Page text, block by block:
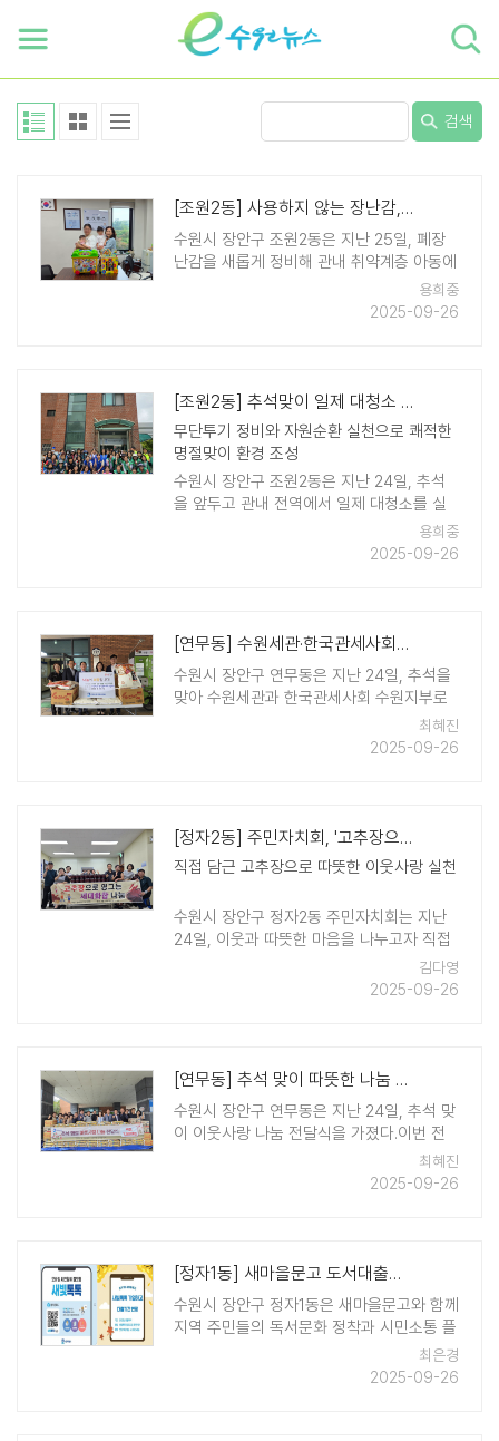
검색
[조원2동] 사용하지 않는 장난감, 새 생명 불어넣어 취약계층 아동에게 전달
수원시 장안구 조원2동은 지난 25일, 폐장
난감을 새롭게 정비해 관내 취약계층 아동에
게 전달하는 리사이클링 장난감 전달식을 진
행했다. 이번 전달식은 리사이클링 장난감을
용희중
2025-09-26
[조원2동] 추석맞이 일제 대청소 실시
무단투기 정비와 자원순환 실천으로 쾌적한
명절맞이 환경 조성
수원시 장안구 조원2동은 지난 24일, 추석
을 앞두고 관내 전역에서 일제 대청소를 실
시했다고 밝혔다. 이번 활동에는 통장협의회
를 비롯한 조원2동 단체원과 환경관리원 등
용희중
2025-09-26
[연무동] 수원세관·한국관세사회와 함께하는 따뜻한 나눔
수원시 장안구 연무동은 지난 24일, 추석을
맞아 수원세관과 한국관세사회 수원지부로
부터 50만원 상당의 생필품 꾸러미와 50만
원의 성금을 전달받았다. 이번 기부는 지역
최혜진
2025-09-26
[정자2동] 주민자치회, '고추장으로 영그는 세대화합 나눔' 사업 추진
직접 담근 고추장으로 따뜻한 이웃사랑 실천
수원시 장안구 정자2동 주민자치회는 지난
24일, 이웃과 따뜻한 마음을 나누고자 직접
담근 전통 고추장을 지역의 어려운 이웃들에
게 전달했다. '고추장으로 영그는 세대화합
김다영
2025-09-26
[연무동] 추석 맞이 따뜻한 나눔 실천
수원시 장안구 연무동은 지난 24일, 추석 맞
이 이웃사랑 나눔 전달식을 가졌다.이번 전
달식에서는 연무동 단체협의회와 연무동 지
역사회보장협의체가 함께 참여하여 관내 어
최혜진
2025-09-26
[정자1동] 새마을문고 도서대출기한 연장 사업 추진
수원시 장안구 정자1동은 새마을문고와 함께
지역 주민들의 독서문화 정착과 시민소통 플
랫폼 「새빛톡톡」 가입 활성화를 위한 특별 사
업을 추진한다. 이번 사업은「새빛톡톡」 에 가
최은경
2025-09-26